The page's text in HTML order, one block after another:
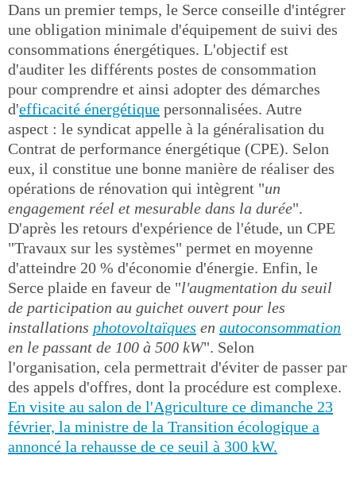
Dans un premier temps, le Serce conseille d'intégrer
une obligation minimale d'équipement de suivi des
consommations énergétiques. L'objectif est
d'auditer les différents postes de consommation
pour comprendre et ainsi adopter des démarches
d'efficacité énergétique personnalisées. Autre
aspect : le syndicat appelle à la généralisation du
Contrat de performance énergétique (CPE). Selon
eux, il constitue une bonne manière de réaliser des
opérations de rénovation qui intègrent "un
engagement réel et mesurable dans la durée".
D'après les retours d'expérience de l'étude, un CPE
"Travaux sur les systèmes" permet en moyenne
d'atteindre 20 % d'économie d'énergie. Enfin, le
Serce plaide en faveur de "l'augmentation du seuil
de participation au guichet ouvert pour les
installations photovoltaïques en autoconsommation
en le passant de 100 à 500 kW". Selon
l'organisation, cela permettrait d'éviter de passer par
des appels d'offres, dont la procédure est complexe.
En visite au salon de l'Agriculture ce dimanche 23
février, la ministre de la Transition écologique a
annoncé la rehausse de ce seuil à 300 kW.